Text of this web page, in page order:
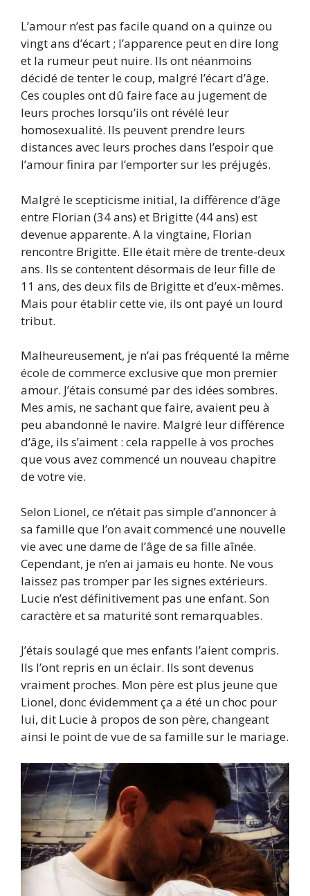
L’amour n’est pas facile quand on a quinze ou
vingt ans d’écart ; l’apparence peut en dire long
et la rumeur peut nuire. Ils ont néanmoins
décidé de tenter le coup, malgré l’écart d’âge.
Ces couples ont dû faire face au jugement de
leurs proches lorsqu’ils ont révélé leur
homosexualité. Ils peuvent prendre leurs
distances avec leurs proches dans l’espoir que
l’amour finira par l’emporter sur les préjugés.
Malgré le scepticisme initial, la différence d’âge
entre Florian (34 ans) et Brigitte (44 ans) est
devenue apparente. A la vingtaine, Florian
rencontre Brigitte. Elle était mère de trente-deux
ans. Ils se contentent désormais de leur fille de
11 ans, des deux fils de Brigitte et d’eux-mêmes.
Mais pour établir cette vie, ils ont payé un lourd
tribut.
Malheureusement, je n’ai pas fréquenté la même
école de commerce exclusive que mon premier
amour. J’étais consumé par des idées sombres.
Mes amis, ne sachant que faire, avaient peu à
peu abandonné le navire. Malgré leur différence
d’âge, ils s’aiment : cela rappelle à vos proches
que vous avez commencé un nouveau chapitre
de votre vie.
Selon Lionel, ce n’était pas simple d’annoncer à
sa famille que l’on avait commencé une nouvelle
vie avec une dame de l’âge de sa fille aînée.
Cependant, je n’en ai jamais eu honte. Ne vous
laissez pas tromper par les signes extérieurs.
Lucie n’est définitivement pas une enfant. Son
caractère et sa maturité sont remarquables.
J’étais soulagé que mes enfants l’aient compris.
Ils l’ont repris en un éclair. Ils sont devenus
vraiment proches. Mon père est plus jeune que
Lionel, donc évidemment ça a été un choc pour
lui, dit Lucie à propos de son père, changeant
ainsi le point de vue de sa famille sur le mariage.